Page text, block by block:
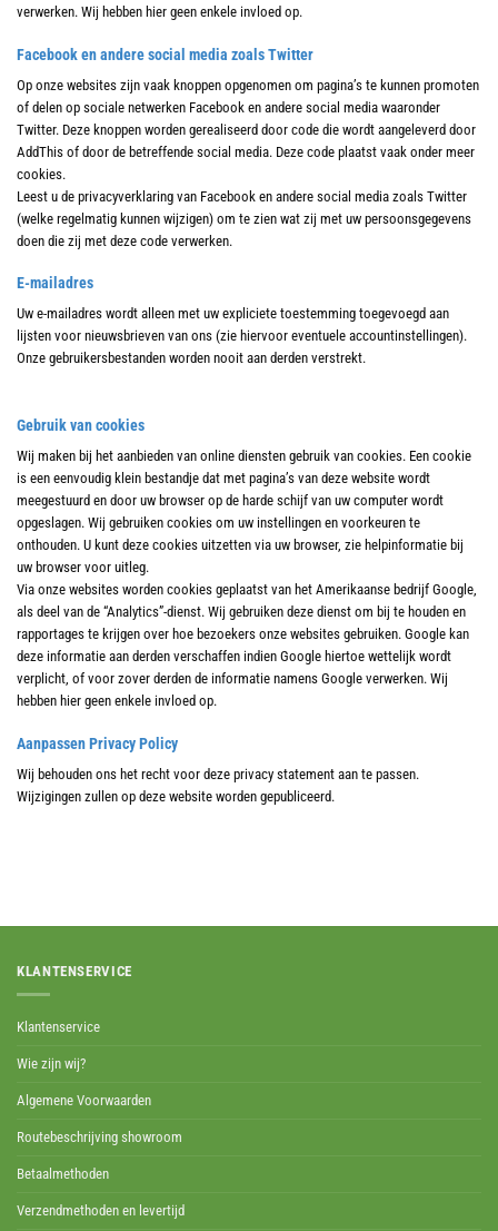
verwerken. Wij hebben hier geen enkele invloed op.
Facebook en andere social media zoals Twitter
Op onze websites zijn vaak knoppen opgenomen om pagina’s te kunnen promoten
of delen op sociale netwerken Facebook en andere social media waaronder
Twitter. Deze knoppen worden gerealiseerd door code die wordt aangeleverd door
AddThis of door de betreffende social media. Deze code plaatst vaak onder meer
cookies.
Leest u de privacyverklaring van Facebook en andere social media zoals Twitter
(welke regelmatig kunnen wijzigen) om te zien wat zij met uw persoonsgegevens
doen die zij met deze code verwerken.
E-mailadres
Uw e-mailadres wordt alleen met uw expliciete toestemming toegevoegd aan
lijsten voor nieuwsbrieven van ons (zie hiervoor eventuele accountinstellingen).
Onze gebruikersbestanden worden nooit aan derden verstrekt.
Gebruik van cookies
Wij maken bij het aanbieden van online diensten gebruik van cookies. Een cookie
is een eenvoudig klein bestandje dat met pagina’s van deze website wordt
meegestuurd en door uw browser op de harde schijf van uw computer wordt
opgeslagen. Wij gebruiken cookies om uw instellingen en voorkeuren te
onthouden. U kunt deze cookies uitzetten via uw browser, zie helpinformatie bij
uw browser voor uitleg.
Via onze websites worden cookies geplaatst van het Amerikaanse bedrijf Google,
als deel van de “Analytics”-dienst. Wij gebruiken deze dienst om bij te houden en
rapportages te krijgen over hoe bezoekers onze websites gebruiken. Google kan
deze informatie aan derden verschaffen indien Google hiertoe wettelijk wordt
verplicht, of voor zover derden de informatie namens Google verwerken. Wij
hebben hier geen enkele invloed op.
Aanpassen Privacy Policy
Wij behouden ons het recht voor deze privacy statement aan te passen.
Wijzigingen zullen op deze website worden gepubliceerd.
KLANTENSERVICE
Klantenservice
Wie zijn wij?
Algemene Voorwaarden
Routebeschrijving showroom
Betaalmethoden
Verzendmethoden en levertijd